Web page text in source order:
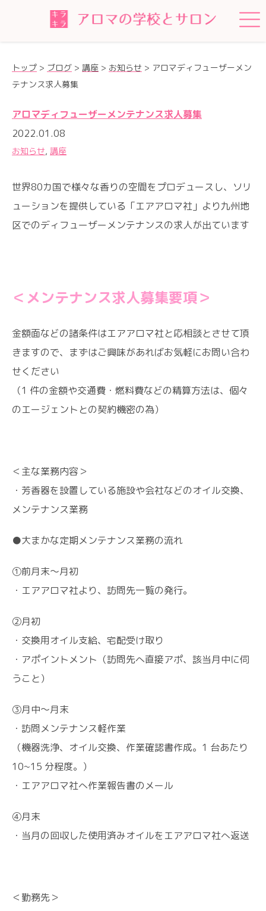
トップ > ブログ > 講座 > お知らせ > アロマディフューザーメン
テナンス求人募集
アロマディフューザーメンテナンス求人募集
2022.01.08
お知らせ, 講座
世界80カ国で様々な香りの空間をプロデュースし、ソリ
ューションを提供している「エアアロマ社」より九州地
区でのディフューザーメンテナンスの求人が出ています
＜メンテナンス求人募集要項＞
金額面などの諸条件はエアアロマ社と応相談とさせて頂
きますので、まずはご興味があればお気軽にお問い合わ
せください
（1 件の金額や交通費・燃料費などの精算方法は、個々
のエージェントとの契約機密の為）
＜主な業務内容＞
・芳香器を設置している施設や会社などのオイル交換、
メンテナンス業務
●大まかな定期メンテナンス業務の流れ
①前月末～月初
・エアアロマ社より、訪問先一覧の発行。
②月初
・交換用オイル支給、宅配受け取り
・アポイントメント（訪問先へ直接アポ、該当月中に伺
うこと）
③月中～月末
・訪問メンテナンス軽作業
（機器洗浄、オイル交換、作業確認書作成。1 台あたり
10~15 分程度。）
・エアアロマ社へ作業報告書のメール
④月末
・当月の回収した使用済みオイルをエアアロマ社へ返送
＜勤務先＞